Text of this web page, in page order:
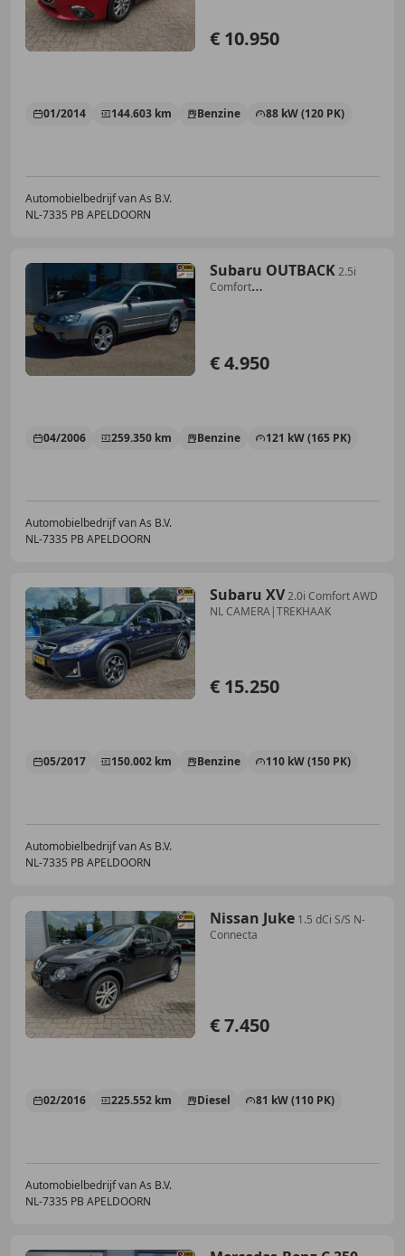
€ 10.950
01/2014 144.603 km Benzine 88 kW (120 PK)
Automobielbedrijf van As B.V.
NL-7335 PB APELDOORN
Subaru OUTBACK2.5i
Comfort
€ 4.950
04/2006 259.350 km Benzine 121 kW (165 PK)
Automobielbedrijf van As B.V.
NL-7335 PB APELDOORN
Subaru XV2.0i Comfort AWD
NL CAMERA|TREKHAAK
€ 15.250
05/2017 150.002 km Benzine 110 kW (150 PK)
Automobielbedrijf van As B.V.
NL-7335 PB APELDOORN
Nissan Juke 1.5 dCi S/S N-
Connecta
€ 7.450
02/2016 225.552 km Diesel 81 kW (110 PK)
Automobielbedrijf van As B.V.
NL-7335 PB APELDOORN